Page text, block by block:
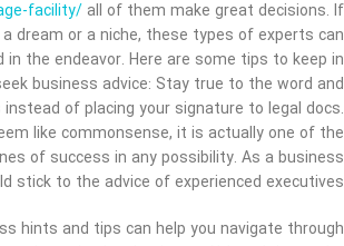
facility/ all of them make great decisions. If
dream or a niche, these types of experts can
in the endeavor. Here are some tips to keep in
business advice: Stay true to the word and
of placing your signature to legal docs.
like commonsense, it is actually one of the
of success in any possibility. As a business
stick to the advice of experienced executives.
hints and tips can help you navigate through